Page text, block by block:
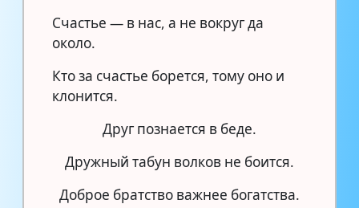
Счастье — в нас, а не вокруг да
около.
Кто за счастье борется, тому оно и
клонится.
Друг познается в беде.
Дружный табун волков не боится.
Доброе братство важнее богатства.